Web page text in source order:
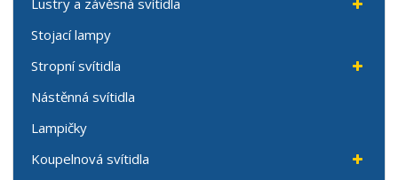
Lustry a závěsná svítidla
Stojací lampy
Stropní svítidla
Nástěnná svítidla
Lampičky
Koupelnová svítidla